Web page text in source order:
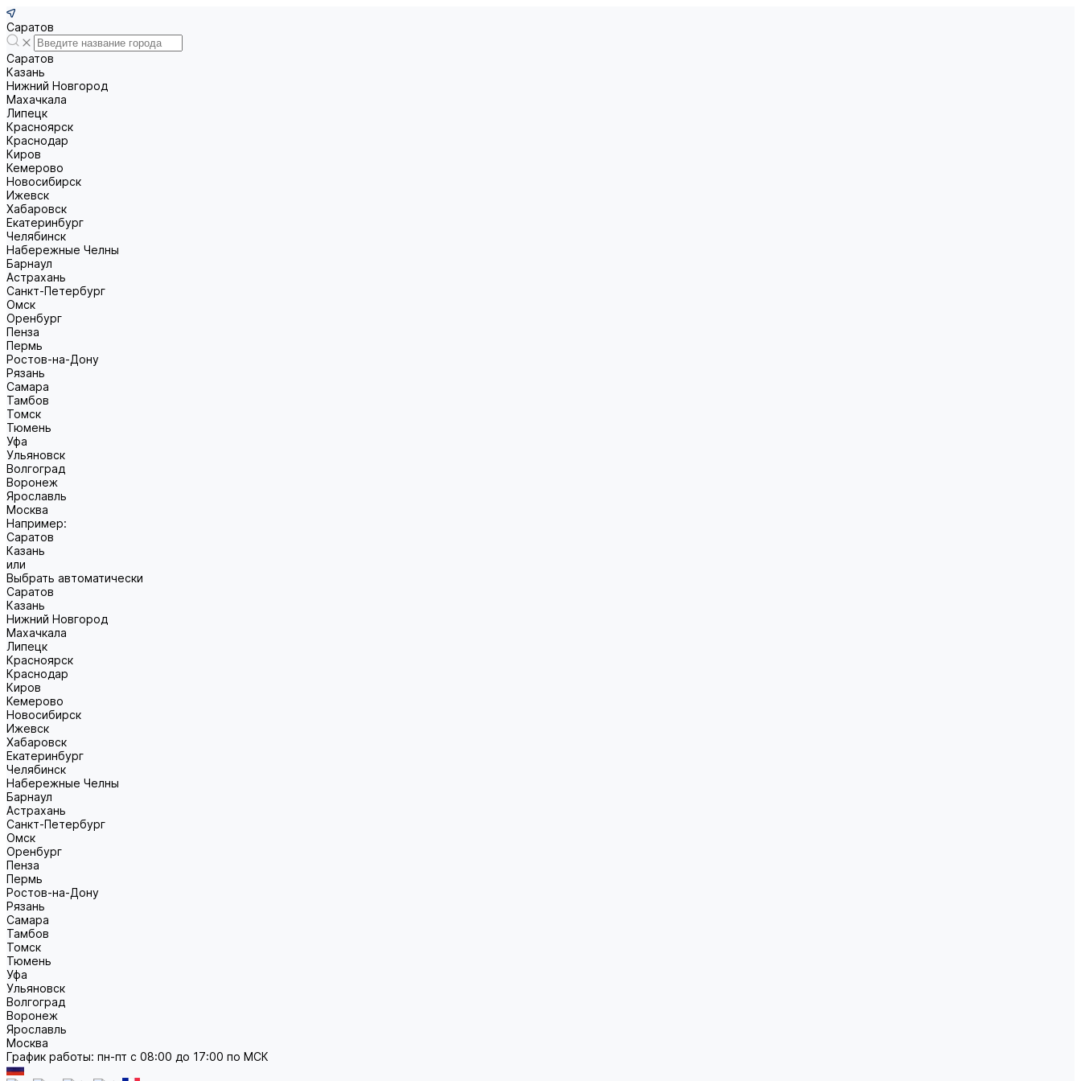
Саратов
Саратов
Казань
Нижний Новгород
Махачкала
Липецк
Красноярск
Краснодар
Киров
Кемерово
Новосибирск
Ижевск
Хабаровск
Екатеринбург
Челябинск
Набережные Челны
Барнаул
Астрахань
Санкт-Петербург
Омск
Оренбург
Пенза
Пермь
Ростов-на-Дону
Рязань
Самара
Тамбов
Томск
Тюмень
Уфа
Ульяновск
Волгоград
Воронеж
Ярославль
Москва
Например:
Саратов
Казань
или
Выбрать автоматически
Саратов
Казань
Нижний Новгород
Махачкала
Липецк
Красноярск
Краснодар
Киров
Кемерово
Новосибирск
Ижевск
Хабаровск
Екатеринбург
Челябинск
Набережные Челны
Барнаул
Астрахань
Санкт-Петербург
Омск
Оренбург
Пенза
Пермь
Ростов-на-Дону
Рязань
Самара
Тамбов
Томск
Тюмень
Уфа
Ульяновск
Волгоград
Воронеж
Ярославль
Москва
График работы: пн-пт с 08:00 до 17:00 по МСК